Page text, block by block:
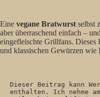
Eine vegane Bratwurst selbst
aber überraschend einfach –
eingefleischte Grillfans. Dieses
und klassischen Gewürzen
Dieser Beitrag kann
enthalten. Ich nehme am